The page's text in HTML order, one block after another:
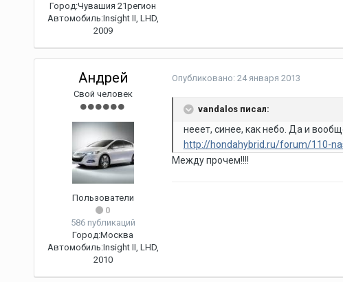
Город:Чувашия 21регион
Автомобиль:Insight II, LHD,
2009
Андрей
Свой человек
Пользователи
0
586 публикаций
Город:Москва
Автомобиль:Insight II, LHD,
2010
Опубликовано: 24 января 2013
vandalos писал:
нееет, синее, как небо. Да и
http://hondahybrid.ru/forum/110-
Между прочем!!!!